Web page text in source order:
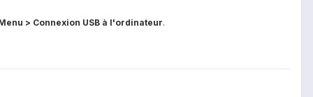
> Connexion USB à l'ordinateur.